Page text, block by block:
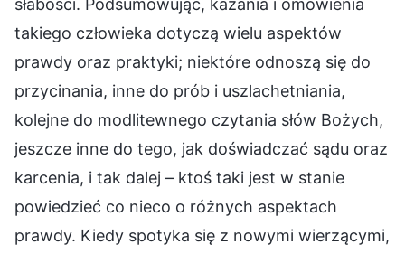
takiego człowieka dotyczą wielu aspektów
prawdy oraz praktyki; niektóre odnoszą się do
przycinania, inne do prób i uszlachetniania,
kolejne do modlitewnego czytania słów Bożych,
jeszcze inne do tego, jak doświadczać sądu oraz
karcenia, i tak dalej – ktoś taki jest w stanie
powiedzieć co nieco o różnych aspektach
prawdy. Kiedy spotyka się z nowymi wierzącymi,